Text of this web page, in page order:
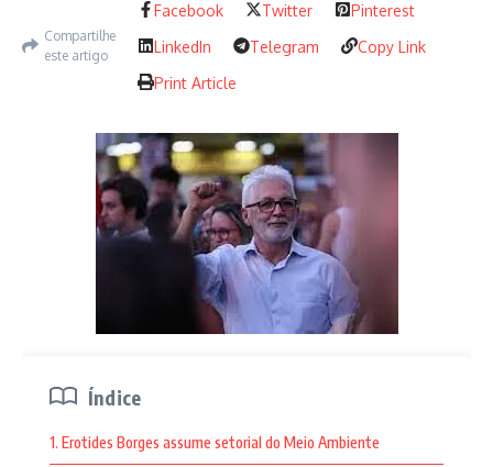
José Roberto Arantes de Almeida
A seu lado, o vice-presidente da entidade,
Arantes de Almeida [SP]
Universidade de São Paulo [USP] havia obtido destaque na
manifestação de 26 de junho do ano que não terminou. A
Compartilhe
este artigo
Facebook Twitter
Pinterest
LinkedIn
Telegram
Copy Link
Print Article
Índice
1. Erotides Borges assume setorial do Meio Ambiente